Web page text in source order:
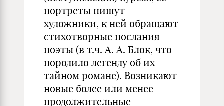
портреты пишут
художники, к ней обращают
стихотворные послания
поэты (в т.ч. А. А. Блок, что
породило легенду об их
тайном романе). Возникают
новые более или менее
продолжительные